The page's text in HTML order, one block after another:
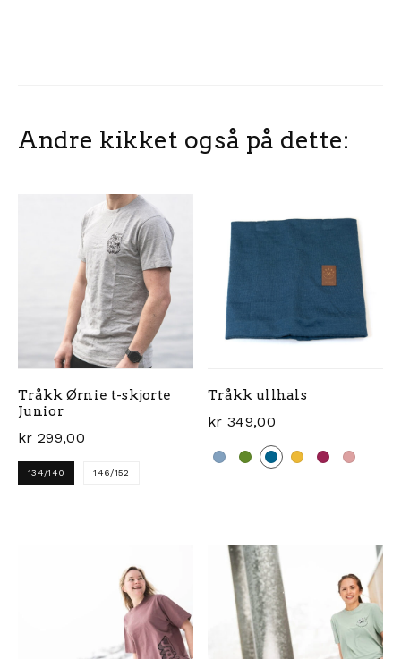
Andre kikket også på dette:
Tråkk Ørnie t-skjorte
Junior
kr 299,00
134/140 146/152
Tråkk ullhals
kr 349,00